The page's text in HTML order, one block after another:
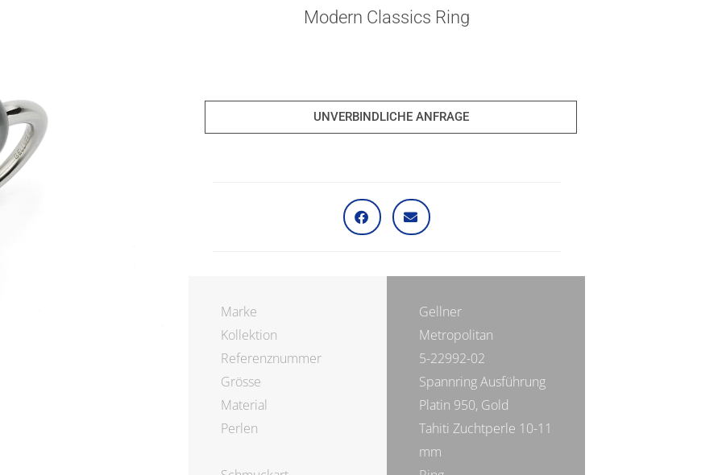
Modern Classics Ring
UNVERBINDLICHE ANFRAGE
Marke
Gellner
Kollektion
Metropolitan
Referenznummer
5-22992-02
Grösse
Spannring Ausführung
Material
Platin 950, Gold
Perlen
Tahiti Zuchtperle 10-11
mm